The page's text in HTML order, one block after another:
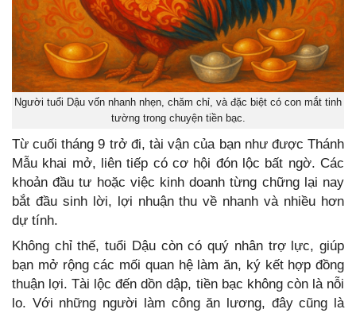
Người tuổi Dậu vốn nhanh nhẹn, chăm chỉ, và đặc biệt có con mắt tinh
tường trong chuyện tiền bạc.
Từ cuối tháng 9 trở đi, tài vận của bạn như được Thánh
Mẫu khai mở, liên tiếp có cơ hội đón lộc bất ngờ. Các
khoản đầu tư hoặc việc kinh doanh từng chững lại nay
bắt đầu sinh lời, lợi nhuận thu về nhanh và nhiều hơn
dự tính.
Không chỉ thế, tuổi Dậu còn có quý nhân trợ lực, giúp
bạn mở rộng các mối quan hệ làm ăn, ký kết hợp đồng
thuận lợi. Tài lộc đến dồn dập, tiền bạc không còn là nỗi
lo. Với những người làm công ăn lương, đây cũng là